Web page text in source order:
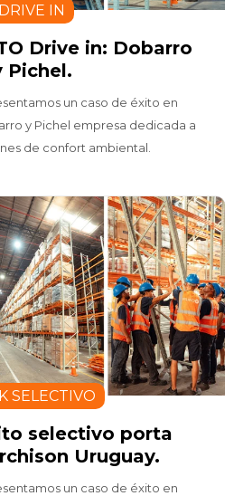
DRIVE IN
Drive in: Dobarro
Pichel.
un caso de éxito en
y Pichel empresa dedicada a
de confort ambiental.
SELECTIVO
selectivo porta
Uruguay.
un caso de éxito en